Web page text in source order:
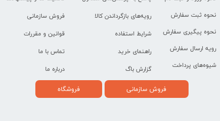
نحوه ثبت سفارش
نحوه پیگیری سفارش
رویه ارسال سفارش
شیوه‌های پرداخت
رویه‌های بازگرداندن کالا
شرایط استفاده
راهنمای خرید
گزارش باگ
فروش سازمانی
قوانین و مقررات
تماس با ما
درباره ما
فروش سازمانی فروشگاه